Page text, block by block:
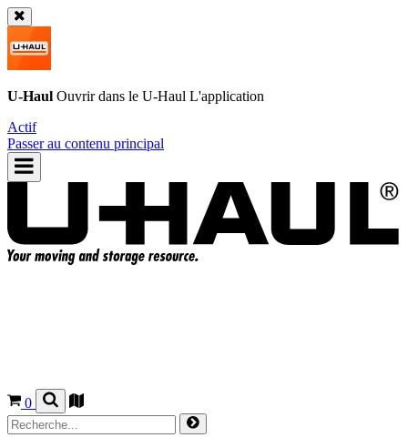
U-Haul Ouvrir dans le U-Haul L'application
Actif
Passer au contenu principal
0